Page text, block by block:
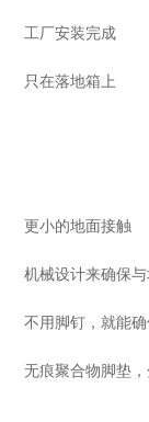
工厂安装完成
只在落地箱上
更小的地面接触
机械设计来确保
不用脚钉，就能
无痕聚合物脚垫